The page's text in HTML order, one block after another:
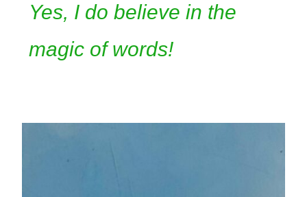
Yes, I do believe in the
magic of words!